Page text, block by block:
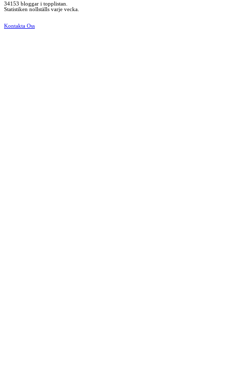
34153 bloggar i topplistan.
Statistiken nollställs varje vecka.
Kontakta Oss